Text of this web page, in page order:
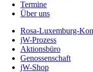
Termine
Über uns
Rosa-Luxemburg-
jW-Prozess
Aktionsbüro
Genossenschaft
jW-Shop